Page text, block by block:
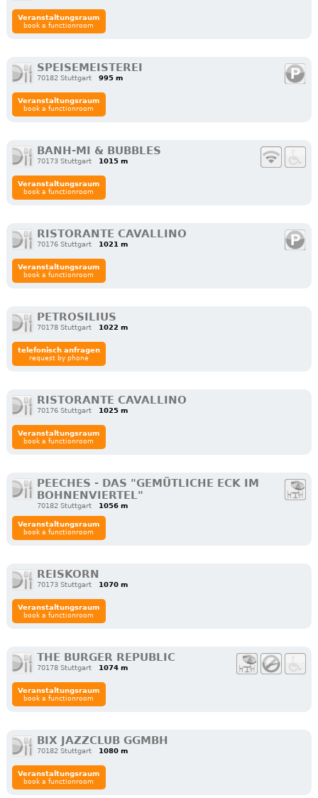
Veranstaltungsraum
book a functionroom
SPEISEMEISTEREI
70182 Stuttgart 995 m
Veranstaltungsraum
book a functionroom
BANH-MI & BUBBLES
70173 Stuttgart 1015 m
Veranstaltungsraum
book a functionroom
RISTORANTE CAVALLINO
70176 Stuttgart 1021 m
Veranstaltungsraum
book a functionroom
PETROSILIUS
70178 Stuttgart 1022 m
telefonisch anfragen
request by phone
RISTORANTE CAVALLINO
70176 Stuttgart 1025 m
Veranstaltungsraum
book a functionroom
PEECHES - DAS "GEMÜTLICHE ECK IM
BOHNENVIERTEL"
70182 Stuttgart 1056 m
Veranstaltungsraum
book a functionroom
REISKORN
70173 Stuttgart 1070 m
Veranstaltungsraum
book a functionroom
THE BURGER REPUBLIC
70178 Stuttgart 1074 m
Veranstaltungsraum
book a functionroom
BIX JAZZCLUB GGMBH
70182 Stuttgart 1080 m
Veranstaltungsraum
book a functionroom